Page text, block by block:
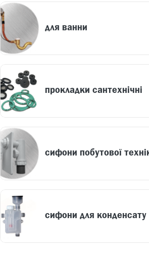
для ванни
прокладки сантехнічні
сифони побутової
сифони для конденсату